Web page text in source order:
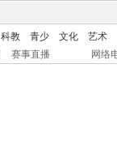
科教 青少 文化
艺术
赛事直播 网络